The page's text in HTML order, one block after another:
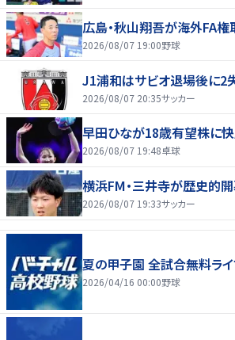
広島・秋山翔吾が海外FA権
2026/08/07 19:00野球
J1浦和はサビオ退場後に2
2026/08/07 20:35サッカー
早田ひなが18歳有望株に
2026/08/07 19:48卓球
横浜FM・三井寺が歴史的
2026/08/07 19:33サッカー
夏の甲子園 全試合無料ライ
2026/04/16 00:00野球